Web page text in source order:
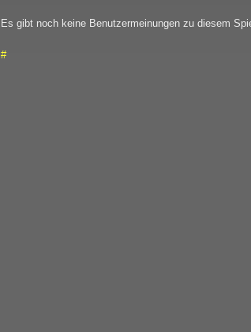
Es gibt noch keine Benutzermeinungen zu diesem
#